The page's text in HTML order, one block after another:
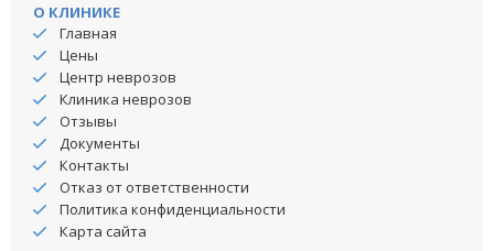
О КЛИНИКЕ
Главная
Цены
Центр неврозов
Клиника неврозов
Отзывы
Документы
Контакты
Отказ от ответственности
Политика конфиденциальности
Карта сайта